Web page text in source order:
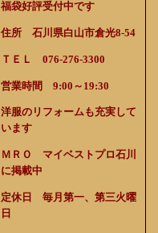
福袋好評受付中です
住所 石川県白山市倉光8-54
ＴＥＬ 076-276-3300
営業時間 9:00～19:30
洋服のリフォームも充実して
います
ＭＲＯ マイベストプロ石川
に掲載中
定休日 毎月第一、第三火曜
日